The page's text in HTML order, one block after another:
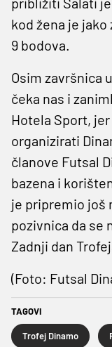
kod žena je
9 bodova.
Osim završnica
čeka nas i
Hotela Sport,
organizirati
članove Futsal
bazena i
je pripremio još
pozivnica da se
Zadnji dan
(Foto: Futsal
TAGOVI
Trofej Dinamo